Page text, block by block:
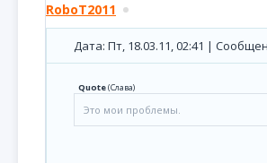
RoboT2011
Дата: Пт, 18.03.11, 02:41 |
Quote(Слава)
Это мои проблемы.